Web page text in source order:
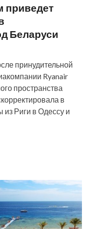
приведет
Беларуси
принудительной
Ryanair
пространства
в
Риги в Одессу и